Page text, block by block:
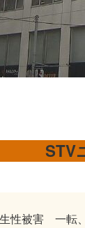
STV
生性被害 一